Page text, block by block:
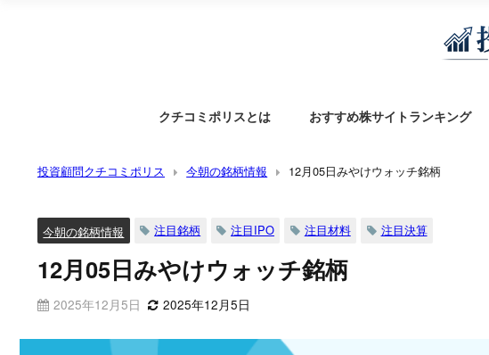
クチコミポリスとは おすすめ株サイトランキング
投資顧問クチコミポリス 今朝の銘柄情報 12月05日みやけウォッチ銘柄
今朝の銘柄情報 注目銘柄 注目IPO 注目材料 注目決算
12月05日みやけウォッチ銘柄
2025年12月5日 2025年12月5日